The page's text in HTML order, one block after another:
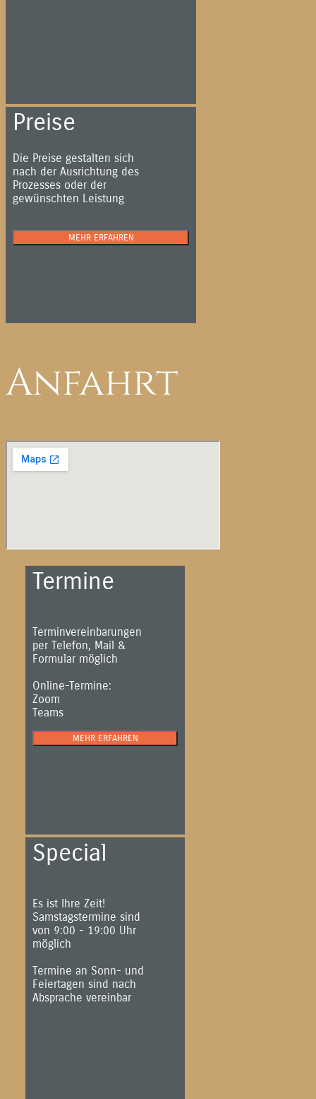
Preise
Die Preise gestalten sich
nach der Ausrichtung des
Prozesses oder der
gewünschten Leistung
MEHR ERFAHREN
Anfahrt
Termine
Terminvereinbarungen
per Telefon, Mail &
Formular möglich
Online-Termine:
Zoom
Teams
MEHR ERFAHREN
Special
Es ist Ihre Zeit!
Samstagstermine sind
von 9:00 - 19:00 Uhr
möglich
Termine an Sonn- und
Feiertagen sind nach
Absprache vereinbar